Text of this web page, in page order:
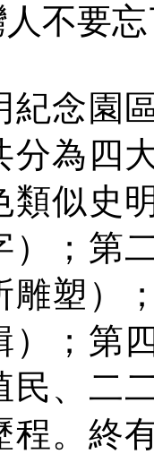
不要
紀念園
分為四
類似史
）；第
雕塑）
）；第
民、二
程。終